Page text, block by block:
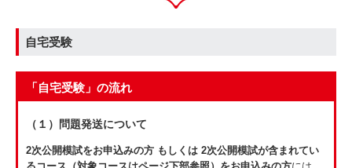
自宅受験
「自宅受験」の流れ
（１）問題発送について
2次公開模試をお申込みの方 もしくは 2次公開模試が含まれてい